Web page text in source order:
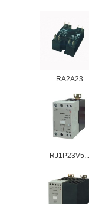
RA2A23
RJ1P23V5...